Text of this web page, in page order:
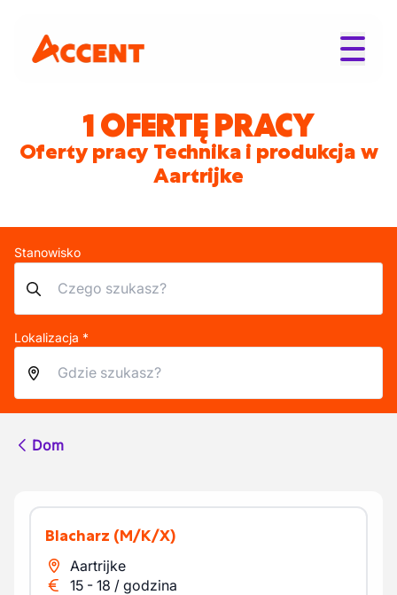
1 OFERTĘ PRACY
Oferty pracy Technika i produkcja w
Aartrijke
Stanowisko
Lokalizacja *
Dom
Blacharz (M/K/X)
Aartrijke
15 - 18 / godzina